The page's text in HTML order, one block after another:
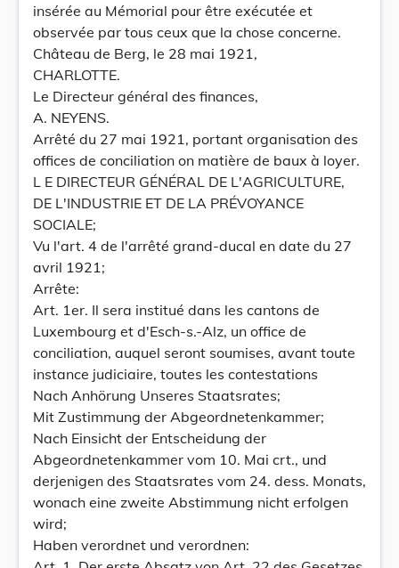
insérée au Mémorial pour être exécutée et
observée par tous ceux que la chose concerne.
Château de Berg, le 28 mai 1921,
CHARLOTTE.
Le Directeur général des finances,
A. NEYENS.
Arrêté du 27 mai 1921, portant organisation des
offices de conciliation on matière de baux à loyer.
L E DIRECTEUR GÉNÉRAL DE L'AGRICULTURE,
DE L'INDUSTRIE ET DE LA PRÉVOYANCE
SOCIALE;
Vu l'art. 4 de l'arrêté grand-ducal en date du 27
avril 1921;
Arrête:
Art. 1er. Il sera institué dans les cantons de
Luxembourg et d'Esch-s.-Alz, un office de
conciliation, auquel seront soumises, avant toute
instance judiciaire, toutes les contestations
Nach Anhörung Unseres Staatsrates;
Mit Zustimmung der Abgeordnetenkammer;
Nach Einsicht der Entscheidung der
Abgeordnetenkammer vom 10. Mai crt., und
derjenigen des Staatsrates vom 24. dess. Monats,
wonach eine zweite Abstimmung nicht erfolgen
wird;
Haben verordnet und verordnen: